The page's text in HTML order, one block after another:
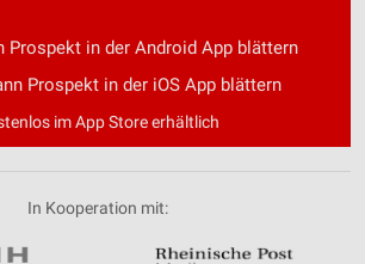
Prospekt in der Android App blättern
Prospekt in der iOS App blättern
im App Store erhältlich
In Kooperation mit: